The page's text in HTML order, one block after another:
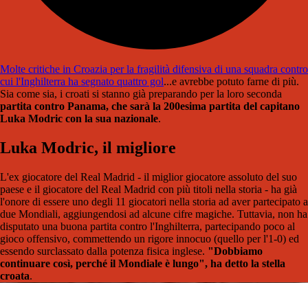
Molte critiche in Croazia per la fragilità difensiva di una squadra contro
cui l'Inghilterra ha segnato quattro gol...e avrebbe potuto farne di più.
Sia come sia, i croati si stanno già preparando per la loro seconda
partita contro Panama, che sarà la 200esima partita del capitano
Luka Modric con la sua nazionale.
Luka Modric, il migliore
L'ex giocatore del Real Madrid - il miglior giocatore assoluto del suo
paese e il giocatore del Real Madrid con più titoli nella storia - ha già
l'onore di essere uno degli 11 giocatori nella storia ad aver partecipato a
due Mondiali, aggiungendosi ad alcune cifre magiche. Tuttavia, non ha
disputato una buona partita contro l'Inghilterra, partecipando poco al
gioco offensivo, commettendo un rigore innocuo (quello per l'1-0) ed
essendo surclassato dalla potenza fisica inglese. "Dobbiamo
continuare così, perché il Mondiale è lungo", ha detto la stella
croata.